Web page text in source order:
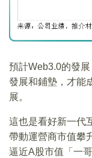
預計Web3.0的發
發展和鋪墊，才能
展。
這也是看好新一代
帶動運營商市值攀
逼近A股市值「一